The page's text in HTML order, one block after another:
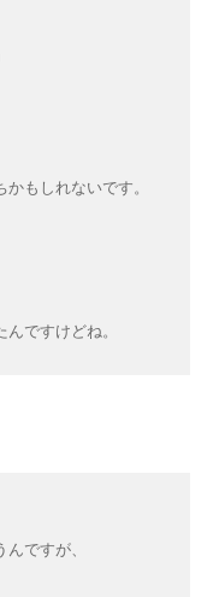
もしれないです。
ですけどね。
ですが、